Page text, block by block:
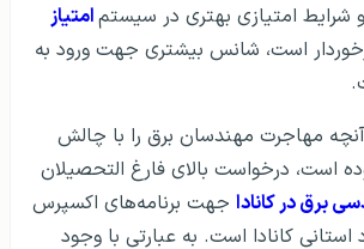
شرایط امتیازی بهتری در سیستمامتیاز
است، شانس بیشتری جهت ورود به
مهاجرت مهندسان برق را با چالش
است، درخواست بالای فارغ التحصیلان
برق در کانادا جهت برنامه‌های اکسپرس
استانی کانادا است. به عبارتی با وجود